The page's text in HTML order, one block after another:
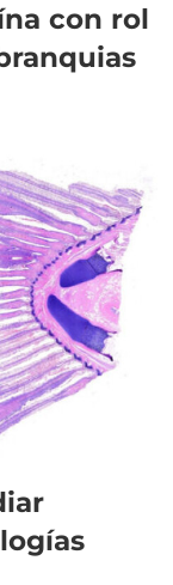
con rol